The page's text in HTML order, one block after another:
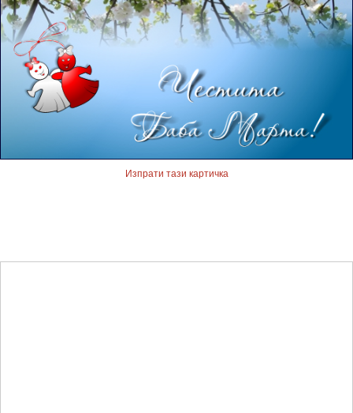
Изпрати тази картичка